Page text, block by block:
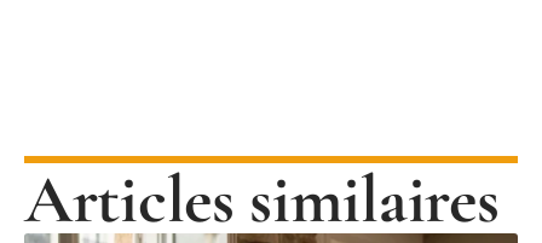
Articles similaires